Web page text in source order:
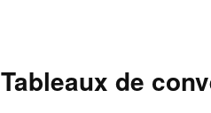
Tableaux de